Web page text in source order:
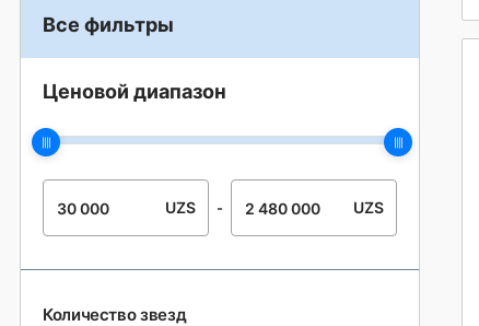
Все фильтры
Ценовой диапазон
UZS - UZS
Количество звезд